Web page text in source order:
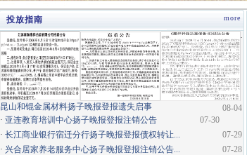
more
投放指南
08-04
·
昆山和锟金属材料扬子晚报登报遗失启事
07-30
· 亚连教育培训中心扬子晚报登报注销公告
07-29
· 长江商业银行宿迁分行扬子晚报登报债权转让...
07-28
· 兴合居家养老服务中心扬子晚报登报注销公告...